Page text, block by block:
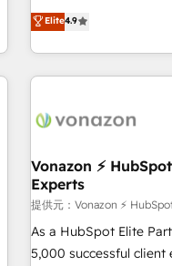
Ongoing Management:
adoption coaching. Buying HubSpot, switching to it, or
onboarding, to
lead generation and
great results)! In short, our services include: - HubSpot
consultancy:
Marketing & sales
and technology to
bright people, exciting
ensure revenue growth on a
challenge; our
experts is ready for you! Driving digital
Elite4.9
Vonazon ⚡
Experts
提供元：Vonazon ⚡
As a HubSpot Elite
5,000 successful client